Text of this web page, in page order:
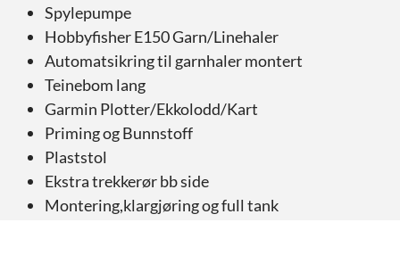
Spylepumpe
Hobbyfisher E150 Garn/Linehaler
Automatsikring til garnhaler montert
Teinebom lang
Garmin Plotter/Ekkolodd/Kart
Priming og Bunnstoff
Plaststol
Ekstra trekkerør bb side
Montering,klargjøring og full tank